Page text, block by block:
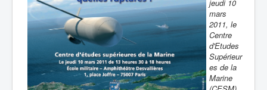
jeudi 10
mars
2011, le
Centre
d'Etudes
Supérieur
es de la
Marine